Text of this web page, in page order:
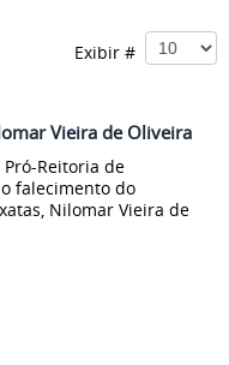
Exibir #
Vieira de Oliveira
Reitoria de
falecimento do
Nilomar Vieira de